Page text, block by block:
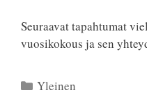
Seuraavat tapahtumat
vuosikokous ja sen
Kategoriat
Yleinen